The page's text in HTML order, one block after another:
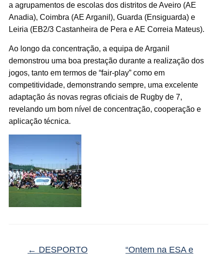
a agrupamentos de escolas dos distritos de Aveiro (AE
Anadia), Coimbra (AE Arganil), Guarda (Ensiguarda) e
Leiria (EB2/3 Castanheira de Pera e AE Correia Mateus).
Ao longo da concentração, a equipa de Arganil
demonstrou uma boa prestação durante a realização dos
jogos, tanto em termos de “fair-play” como em
competitividade, demonstrando sempre, uma excelente
adaptação ás novas regras oficiais de Rugby de 7,
revelando um bom nível de concentração, cooperação e
aplicação técnica.
← DESPORTO
“Ontem na ESA e